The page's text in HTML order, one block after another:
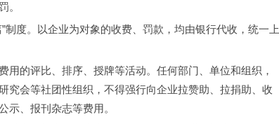
。
度。以企业为对象的收费、罚款，均由银行代收，统一上
的评比、排序、授牌等活动。任何部门、单位和组织，
究会等社团性组织，不得强行向企业拉赞助、拉捐助、收
示、报刊杂志等费用。